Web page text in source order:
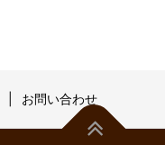
お問い合わせ